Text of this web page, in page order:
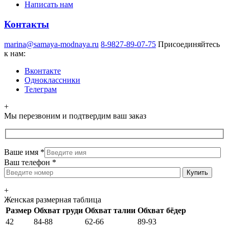
Написать нам
Контакты
marina@samaya-modnaya.ru 8-9827-89-07-75 Присоединяйтесь
к нам:
Вконтакте
Одноклассники
Телеграм
+
Мы перезвоним и подтвердим ваш заказ
Ваше имя *
Ваш телефон *
+
Женская размерная таблица
Размер Обхват груди Обхват талии Обхват бёдер
42
84-88 62-66
89-93